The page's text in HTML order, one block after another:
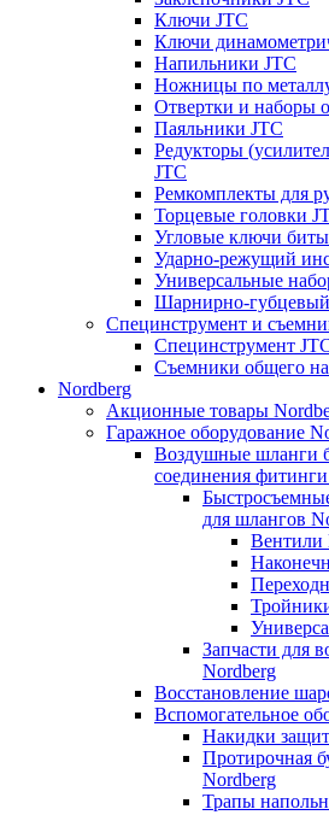
Ключи JTC
Ключи
Напильники JTC
Ножницы по
Отвертки и наборы
Паяльники JTC
Редукторы
JTC
Ремкомплекты для
Торцевые головки
Угловые ключи
Ударно-режущий
Универсальные
Шарнирно-
Специнструмент и
Специнструмент
Съемники общего
Nordberg
Акционные товары
Гаражное оборудование
Воздушные шланги
соединения
для шлангов
Вентили
Запчасти для
Nordberg
Восстановление
Вспомогательное
Накидки
Протирочная
Nordberg
Трапы